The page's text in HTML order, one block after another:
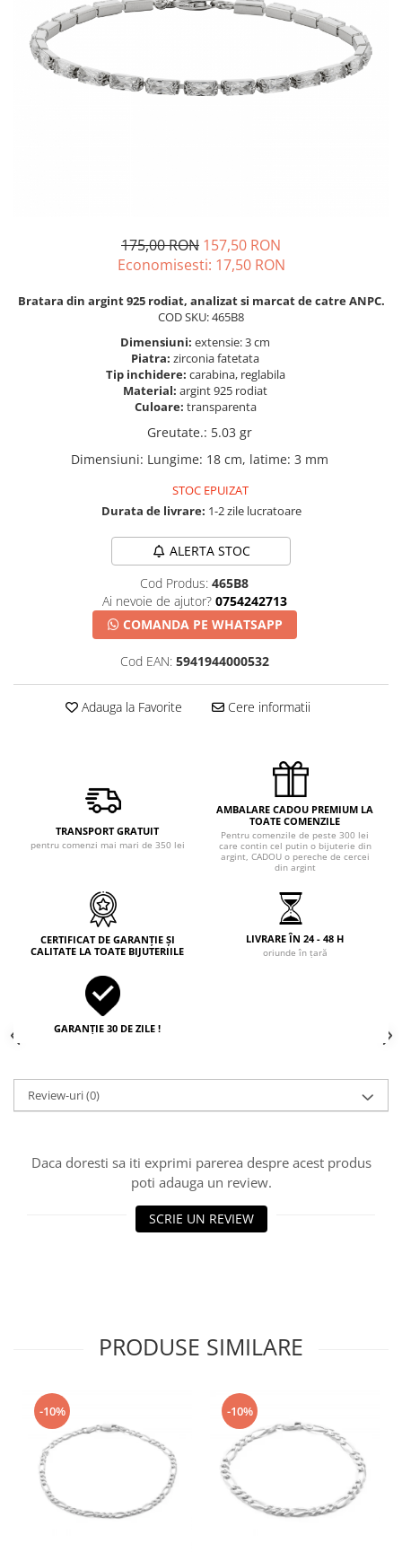
INELE
PIERCING
SETURI BIJUTERII
BUTONI
BRATARA TIP ROZARIU
LANTURI TIP ROZARIU
175,00 RON 157,50 RON
Economisesti: 17,50 RON
Bratara din argint 925 rodiat, analizat si marcat de catre ANPC.
COD SKU: 465B8
Dimensiuni: extensie: 3 cm
Piatra: zirconia fatetata
Tip inchidere: carabina, reglabila
Material: argint 925 rodiat
Culoare: transparenta
Greutate.: 5.03 gr
Dimensiuni: Lungime: 18 cm, latime: 3 mm
STOC EPUIZAT
Durata de livrare: 1-2 zile lucratoare
ALERTA STOC
Cod Produs: 465B8
Ai nevoie de ajutor? 0754242713
COMANDA PE WHATSAPP
Cod EAN: 5941944000532
Adauga la Favorite Cere informatii
TRANSPORT GRATUIT
pentru comenzi mai mari de 350 lei
AMBALARE CADOU PREMIUM LA
TOATE COMENZILE
Pentru comenzile de peste 300 lei
care contin cel putin o bijuterie din
argint, CADOU o pereche de cercei
din argint
CERTIFICAT DE GARANȚIE ȘI
CALITATE LA TOATE BIJUTERIILE
LIVRARE ÎN 24 - 48 H
oriunde în țară
GARANȚIE 30 DE ZILE !
Review-uri(0)
Daca doresti sa iti exprimi parerea despre acest produs
poti adauga un review.
SCRIE UN REVIEW
PRODUSE SIMILARE
-10% -10%